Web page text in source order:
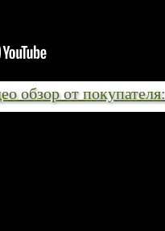
обзор от покупателя: